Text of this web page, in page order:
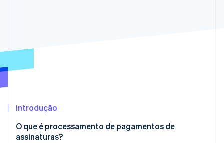
Climate
Verificação de identidade
Introdução
O que é processamento de pagamentos de
assinaturas?